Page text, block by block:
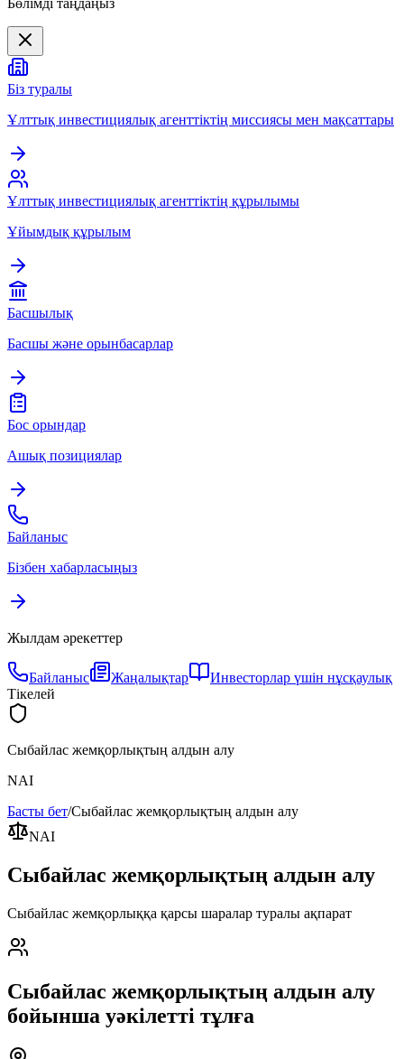
Бөлімді таңдаңыз
Біз туралы
Ұлттық инвестициялық агенттіктің миссиясы мен мақсаттары
Ұлттық инвестициялық агенттіктің құрылымы
Ұйымдық құрылым
Басшылық
Басшы және орынбасарлар
Бос орындар
Ашық позициялар
Байланыс
Бізбен хабарласыңыз
Жылдам әрекеттер
Байланыс Жаңалықтар
Инвесторлар үшін нұсқаулық
Тікелей
Сыбайлас жемқорлықтың алдын алу
NAI
Басты бет/Сыбайлас жемқорлықтың алдын алу
NAI
Сыбайлас жемқорлықтың алдын алу
Сыбайлас жемқорлыққа қарсы шаралар туралы ақпарат
Сыбайлас жемқорлықтың алдын алу
бойынша уәкілетті тұлға